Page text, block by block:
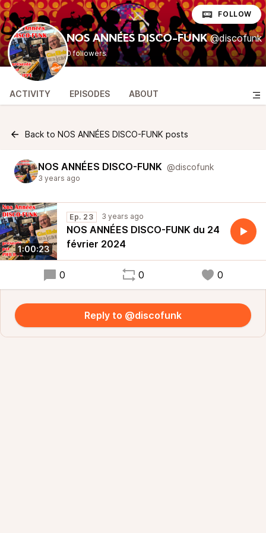
NOS ANNÉES DISCO-FUNK @discofunk
0 followers
FOLLOW
ACTIVITY EPISODES ABOUT
Back to NOS ANNÉES DISCO-FUNK posts
NOS ANNÉES DISCO-FUNK @discofunk
3 years ago
1:00:23
Ep. 23 3 years ago
NOS ANNÉES DISCO-FUNK du 24
février 2024
0 0 0
Reply to @discofunk